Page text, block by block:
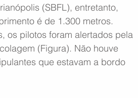
(SBFL), entretanto,
é de 1.300 metros.
os pilotos foram alertados pela
(Figura). Não houve
que estavam a bordo